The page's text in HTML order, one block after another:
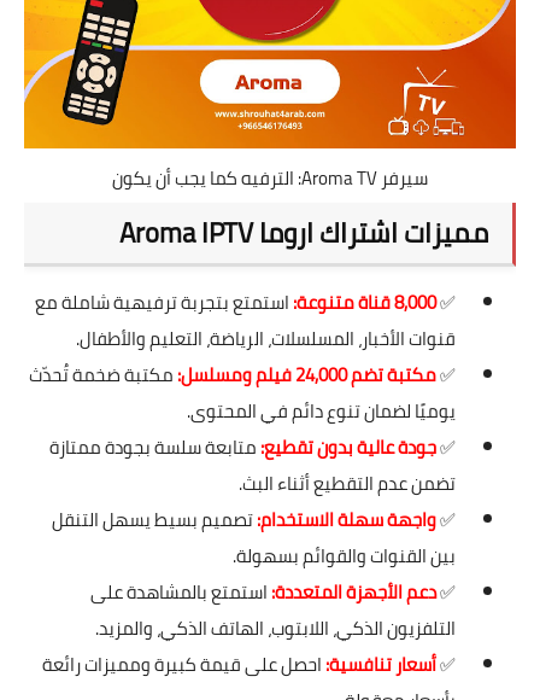
سيرفر Aroma TV: الترفيه كما يجب أن يكون
مميزات اشتراك اروما Aroma IPTV
✅8,000 قناة متنوعة:
استمتع بتجربة ترفيهية شاملة مع
قنوات الأخبار، المسلسلات، الرياضة، التعليم والأطفال.
✅مكتبة تضم 24,000 فيلم ومسلسل:
مكتبة ضخمة تُحدّث
يوميًا لضمان تنوع دائم في المحتوى.
✅جودة عالية بدون تقطيع:متابعة سلسة بجودة ممتازة
تضمن عدم التقطيع أثناء البث.
✅واجهة سهلة الاستخدام:تصميم بسيط يسهل التنقل
بين القنوات والقوائم بسهولة.
✅دعم الأجهزة المتعددة:استمتع بالمشاهدة على
التلفزيون الذكي، اللابتوب، الهاتف الذكي، والمزيد.
✅أسعار تنافسية:احصل على قيمة كبيرة ومميزات رائعة